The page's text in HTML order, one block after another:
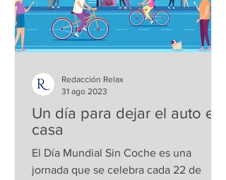
Un día para dejar el auto en
casa
El Día Mundial Sin Coche es una
jornada que se celebra cada 22 de
Redacción Relax
31 ago 2023